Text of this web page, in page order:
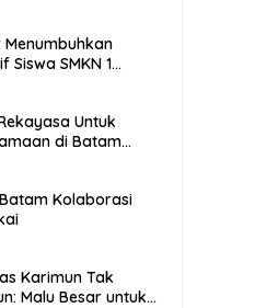
Menumbuhkan
SMKN 1
Untuk
di Batam
Kolaborasi
Karimun Tak
Malu Besar untuk